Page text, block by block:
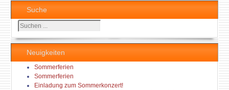
Suche
Suchen
...
Neuigkeiten
Sommerferien
Sommerferien
Einladung zum Sommerkonzert!